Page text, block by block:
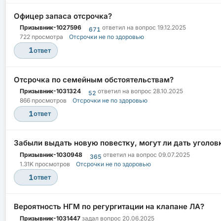
Офицер запаса отсрочка?
Призывник-1027596 671 ответил на вопрос 19.12.2025
722 просмотра
Отсрочки не по здоровью
1ответ
Отсрочка по семейным обстоятельствам?
Призывник-1031324 52 ответил на вопрос 28.10.2025
866 просмотров
Отсрочки не по здоровью
1ответ
Забыли выдать новую повестку, могут ли дать
Призывник-1030948 365 ответил на вопрос 09.07.2025
1.31K просмотров
Отсрочки не по здоровью
1ответ
Вероятность НГМ по регургитации на клапане ЛА?
Призывник-1031447 задал вопрос 20.06.2025